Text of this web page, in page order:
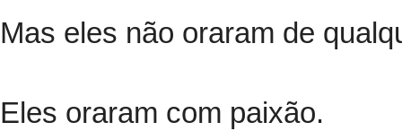
Mas eles não oraram de
Eles oraram com paixão.